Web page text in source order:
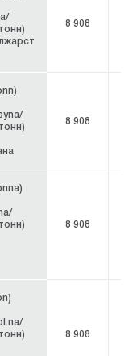
8 908
8 908
8 908
8 908